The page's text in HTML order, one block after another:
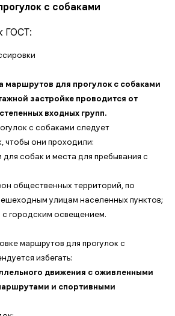
с собаками
ГОСТ:
маршрутов для прогулок с собаками
застройке проводится от
входных групп.
с собаками следует
чтобы они проходили:
собак и места для пребывания с
общественных территорий, по
улицам населенных пунктов;
с городским освещением.
маршрутов для прогулок с
избегать:
движения с оживленными
и спортивными